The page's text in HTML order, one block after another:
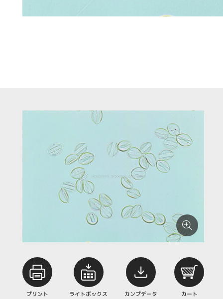
プリント ライトボックス カンプデータ カート